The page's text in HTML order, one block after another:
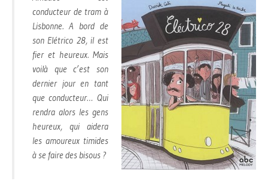
conducteur de tram à
Lisbonne. A bord de
son Elétrico 28, il est
fier et heureux. Mais
voilà que c’est son
dernier jour en tant
que conducteur… Qui
rendra alors les gens
heureux, qui aidera
les amoureux timides
à se faire des bisous ?